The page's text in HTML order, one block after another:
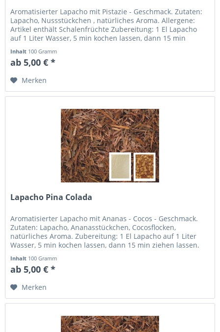
Aromatisierter Lapacho mit Pistazie - Geschmack. Zutaten:
Lapacho, Nussstückchen , natürliches Aroma. Allergene:
Artikel enthält Schalenfrüchte Zubereitung: 1 El Lapacho
auf 1 Liter Wasser, 5 min kochen lassen, dann 15 min
Inhalt 100 Gramm
ab 5,00 € *
Merken
Lapacho Pina Colada
Aromatisierter Lapacho mit Ananas - Cocos - Geschmack.
Zutaten: Lapacho, Ananasstückchen, Cocosflocken,
natürliches Aroma. Zubereitung: 1 El Lapacho auf 1 Liter
Wasser, 5 min kochen lassen, dann 15 min ziehen lassen.
Inhalt 100 Gramm
ab 5,00 € *
Merken